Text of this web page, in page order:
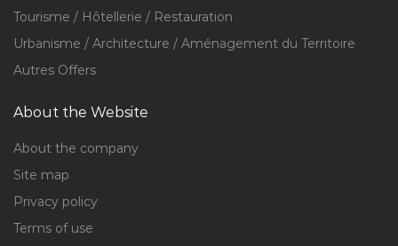
Tourisme / Hôtellerie / Restauration
Urbanisme / Architecture / Aménagement du Territoire
Autres Offers
About the Website
About the company
Site map
Privacy policy
Terms of use